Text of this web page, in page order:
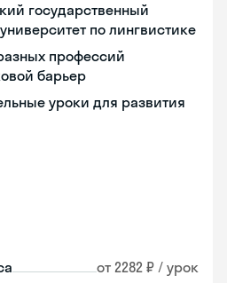
государственный
по лингвистике
профессий
барьер
уроки для развития
от 2282 ₽ / урок